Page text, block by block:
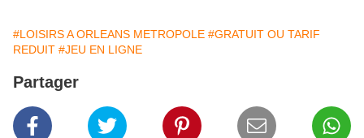
#LOISIRS A ORLEANS METROPOLE #GRATUIT OU TARIF
REDUIT #JEU EN LIGNE
Partager